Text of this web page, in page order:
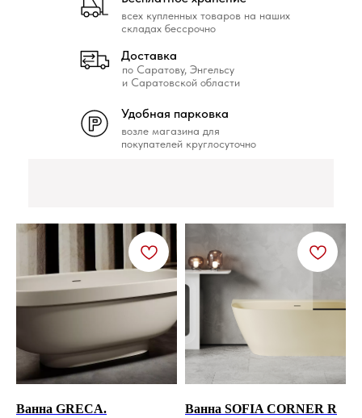
возле магазина для
покупателей круглосуточно
Удобная парковка
всех купленных товаров на наших
складах бессрочно
по Саратову, Энгельсу
и Саратовской области
Доставка
Ванна GRECA.
Ванна SOFIA CORNER R